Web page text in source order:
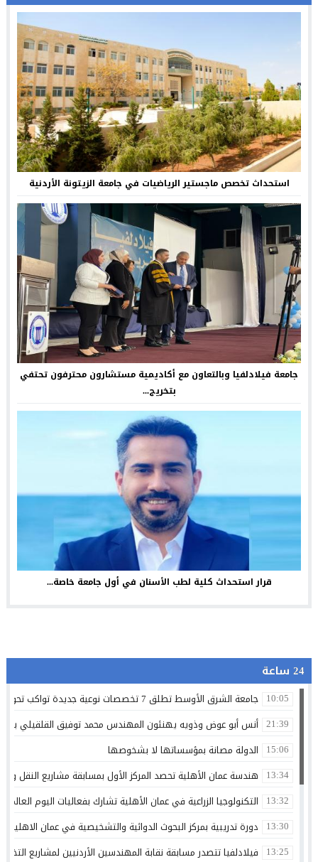
استحداث تخصص ماجستير الرياضيات في جامعة الزيتونة الأردنية
جامعة فيلادلفيا وبالتعاون مع أكاديمية مستشارون محترفون تحتفي
بتخريج...
قرار استحداث كلية لطب الأسنان في أول جامعة خاصة...
24 ساعة
10:05 جامعة الشرق الأوسط تطلق 7 تخصصات نوعية جديدة تواكب تحولات سوق العمل وتستشرف وظائف المستقبل
21:39 أنس أبو عوض وذويه يهنئون المهندس محمد توفيق القلقيلي
15:06 الدولة مصانة بمؤسساتها لا بشخوصها
13:34 هندسة عمان الأهلية تحصد المركز الأول بمسابقة مشاريع النقل
13:32 التكنولوجيا الزراعية في عمان الأهلية تشارك بفعاليات اليوم العالمي
13:30 دورة تدريبية بمركز البحوث الدوائية والتشخيصية في عمان
13:25 فيلادلفيا تتصدر مسابقة نقابة المهندسين الأردنيين لمشاريع